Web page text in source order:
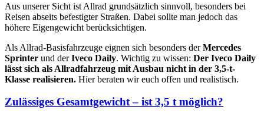
Aus unserer Sicht ist Allrad grundsätzlich sinnvoll, besonders bei
Reisen abseits befestigter Straßen. Dabei sollte man jedoch das
höhere Eigengewicht berücksichtigen.
Als Allrad-Basisfahrzeuge eignen sich besonders derMercedes
Sprinter und derIveco Daily. Wichtig zu wissen: Der Iveco Daily
lässt sich als Allradfahrzeug mit Ausbau nicht in der 3,5-t-
Klasse realisieren. Hier beraten wir euch offen und realistisch.
Zulässiges Gesamtgewicht – ist 3,5 t möglich?